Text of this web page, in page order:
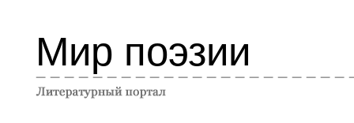
Мир поэзии